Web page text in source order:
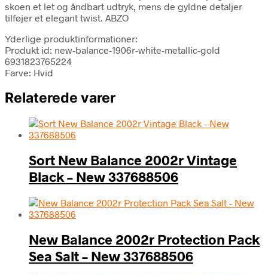
skoen et let og åndbart udtryk, mens de gyldne detaljer
tilføjer et elegant twist. ABZO
Yderlige produktinformationer:
Produkt id: new-balance-1906r-white-metallic-gold
6931823765224
Farve: Hvid
Relaterede varer
Sort New Balance 2002r Vintage
Black – New 337688506
New Balance 2002r Protection Pack
Sea Salt – New 337688506